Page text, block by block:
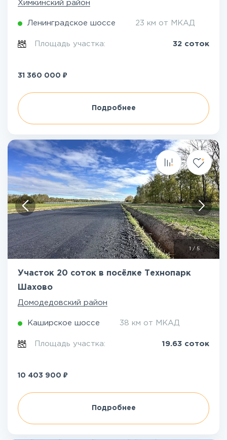
Химкинский район
Ленинградское шоссе 23 км от МКАД
Площадь участка: 32 соток
31 360 000 ₽
Подробнее
/5
Участок 20 соток в посёлке Технопарк
Шахово
Домодедовский район
Каширское шоссе 38 км от МКАД
Площадь участка: 19.63 соток
10 403 900 ₽
Подробнее